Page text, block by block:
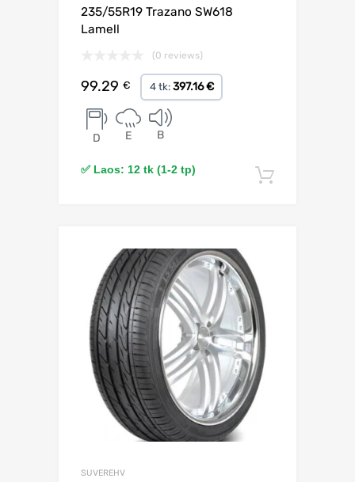
235/55R19 Trazano SW618
Lamell
(0 reviews)
99.29 € 4 tk: 397.16 €
D E B
✅ Laos: 12 tk (1-2 tp)
SUVEREHV